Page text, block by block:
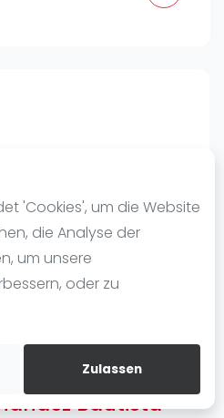
'Cookies', um die Website
die Analyse der
um unsere
oder zu
Zulassen
Bautista
Konto erstellen
Bautista